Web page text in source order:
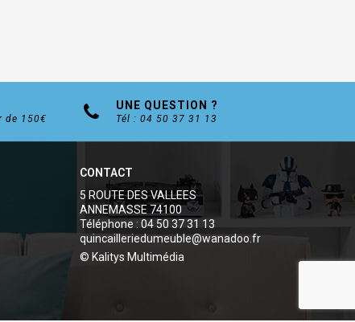
de 150€
UNE QUESTION ?
Tél : 04 50 37 31 13
CONTACT
5 ROUTE DES VALLEES
ANNEMASSE 74100
Téléphone : 04 50 37 31 13
quincailleriedumeuble@wanadoo.fr
© Kalitys Multimédia